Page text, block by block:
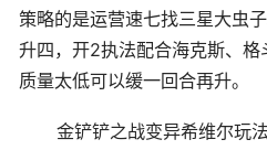
策略的是运营速七找三星大虫
升四，开2执法配合海克斯、
质量太低可以缓一回合再升。
金铲铲之战变异希维尔玩